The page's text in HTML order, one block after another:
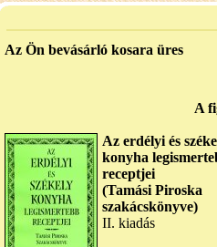
Az Ön bevásárló kosara üres
A
Az erdélyi és
konyha
receptjei
(Tamási Piroska
szakácskönyve)
II. kiadás